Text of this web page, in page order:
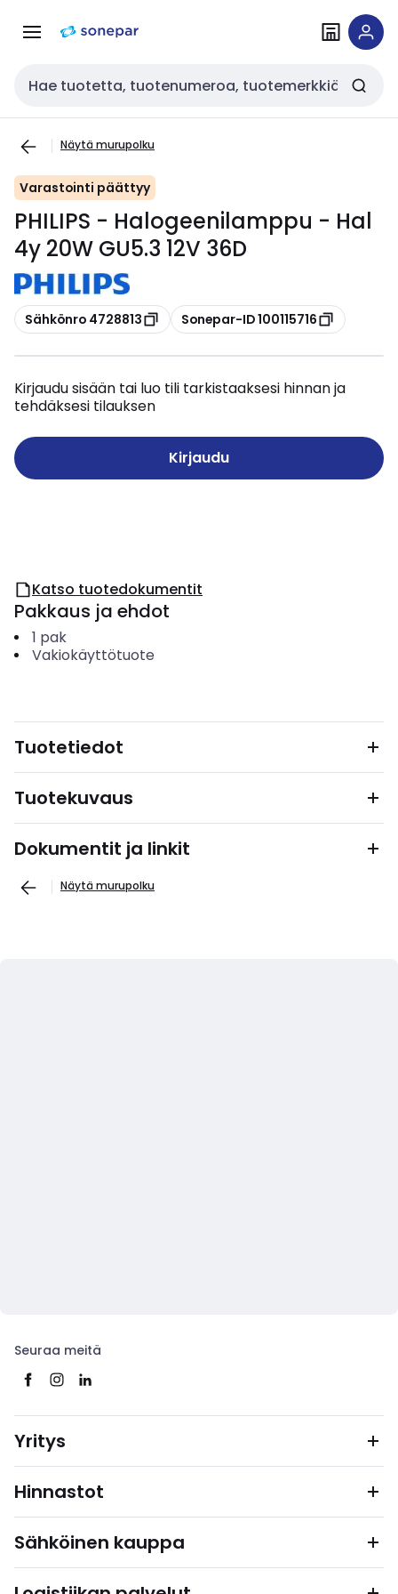
navigointiinsisältöön
Haku
Näytä murupolku
Varastointi päättyy
PHILIPS - Halogeenilamppu - Hal
4y 20W GU5.3 12V 36D
Kopioi
Sähkönro 4728813 Kopioi
Sonepar-ID 100115716
Kirjaudu sisään tai luo tili tarkistaaksesi hinnan ja
tehdäksesi tilauksen
Kirjaudu
Katso tuotedokumentit
Pakkaus ja ehdot
1 pak
Vakiokäyttötuote
Tuotetiedot
Tuotekuvaus
Dokumentit ja linkit
Näytä murupolku
Seuraa meitä
Yritys
Hinnastot
Sähköinen kauppa